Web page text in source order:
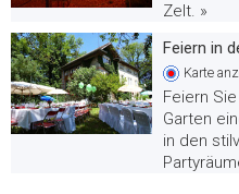
Zelt. »
Feiern in
Karte
Feiern
Garten
in den